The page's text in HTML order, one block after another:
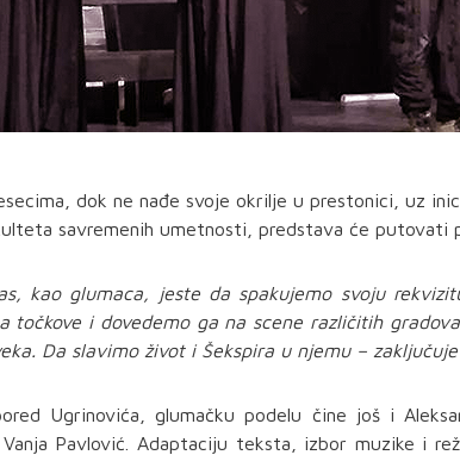
dok ne nađe svoje okrilje u prestonici, uz
savremenih umetnosti, predstava će putovati
kao glumaca, jeste da spakujemo svoju
točkove i dovedemo ga na scene različitih
Da slavimo život i Šekspira u njemu –
Ugrinovića, glumačku podelu čine još i
Vanja Pavlović. Adaptaciju teksta, izbor muzike i